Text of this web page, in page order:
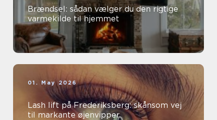
Brændsel: sådan vælger du den rigtige
varmekilde til hjemmet
01. May 2026
Lash lift på Frederiksberg: skånsom vej
til markante øjenvipper